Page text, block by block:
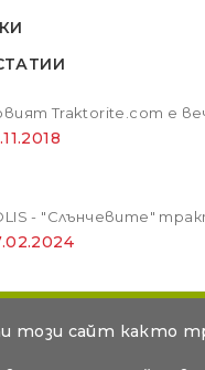
този сайт както
- "Слънчевите"
на тази уеб